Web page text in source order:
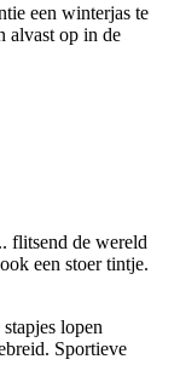
een winterjas te
alvast op in de
flitsend de wereld
een stoer tintje.
lopen
Sportieve